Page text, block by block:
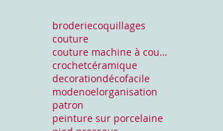
broderiecoquillages
couture
couture machine à coudre
crochetcéramique
decorationdécofacile
modenoelorganisation
patron
peinture sur porcelaine